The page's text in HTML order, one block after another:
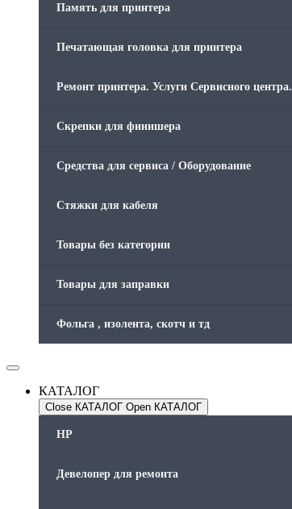
Память для принтера
Печатающая головка для принтера
Ремонт принтера. Услуги Сервисного центра.
Скрепки для финишера
Средства для сервиса / Оборудование
Стяжки для кабеля
Товары без категории
Товары для заправки
Фольга , изолента, скотч и тд
КАТАЛОГ
Close КАТАЛОГ Open КАТАЛОГ
HP
Девелопер для ремонта